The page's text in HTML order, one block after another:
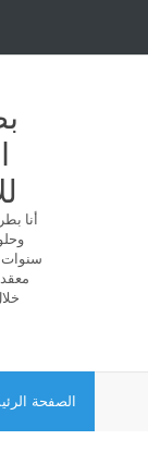
سنوات
الصفحة